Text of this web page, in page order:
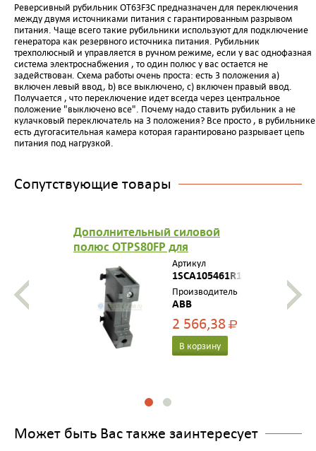
Реверсивный рубильник OT63F3С предназначен для переключения
между двумя источниками питания с гарантированным разрывом
питания. Чаще всего такие рубильники используют для подключение
генератора как резервного источника питания. Рубильник
трехполюсный и управляется в ручном режиме, если у вас однофазная
система электроснабжения , то один полюс у вас остается не
задействован. Схема работы очень проста: есть 3 положения a)
включен левый ввод, b) все выключено, c) включен правый ввод.
Получается , что переключение идет всегда через центральное
положение "выключено все". Почему надо ставить рубильник а не
кулачковый переключатель на 3 положения? Все просто , в рубильнике
есть дугогасительная камера которая гарантировано разрывает цепь
питания под нагрузкой.
Сопутствующие товары
Дополнительный силовой
полюс OTPS80FP для
рубильников OT63..80F3
Артикул
1SCA105461R1001
Производитель
ABB
2 566,38Р
В корзину
Может быть Вас также заинтересует